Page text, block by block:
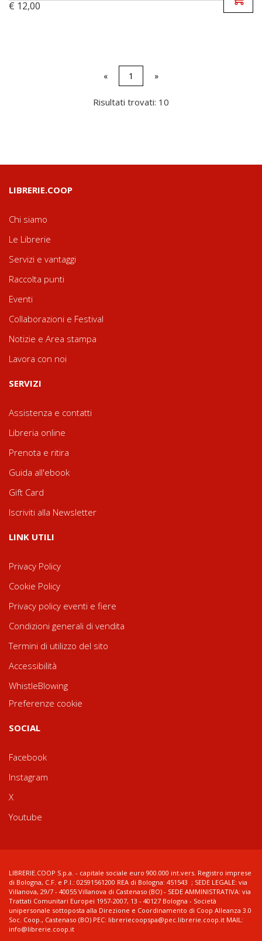
€ 12,00
« 1 »
Risultati trovati: 10
LIBRERIE.COOP
Chi siamo
Le Librerie
Servizi e vantaggi
Raccolta punti
Eventi
Collaborazioni e Festival
Notizie e Area stampa
Lavora con noi
SERVIZI
Assistenza e contatti
Libreria online
Prenota e ritira
Guida all'ebook
Gift Card
Iscriviti alla Newsletter
LINK UTILI
Privacy Policy
Cookie Policy
Privacy policy eventi e fiere
Condizioni generali di vendita
Termini di utilizzo del sito
Accessibilità
WhistleBlowing
Preferenze cookie
SOCIAL
Facebook
Instagram
X
Youtube
LIBRERIE.COOP S.p.a. - capitale sociale euro 900.000 int.vers. Registro imprese
di Bologna, C.F. e P.I.: 02591561200 REA di Bologna: 451543 ; SEDE LEGALE: via
Villanova, 29/7 - 40055 Villanova di Castenaso (BO) - SEDE AMMINISTRATIVA: via
Trattati Comunitari Europei 1957-2007, 13 - 40127 Bologna - Società
unipersonale sottoposta alla Direzione e Coordinamento di Coop Alleanza 3.0
Soc. Coop., Castenaso (BO) PEC: libreriecoopspa@pec.librerie.coop.it MAIL:
info@librerie.coop.it